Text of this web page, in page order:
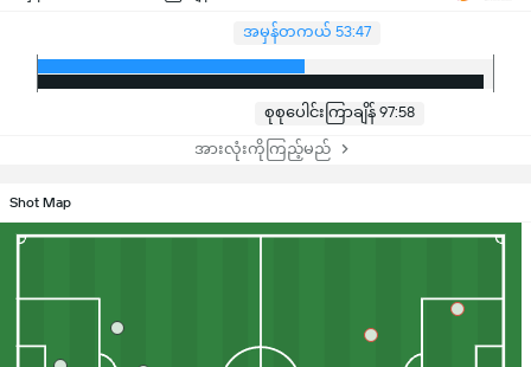
အမှန်တကယ် 53:47
စုစုပေါင်းကြာချိန် 97:58
အားလုံးကိုကြည့်မည်
Shot Map